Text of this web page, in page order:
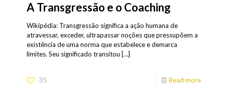
A Transgressão e o Coaching
Wikipédia: Transgressão significa a ação humana de
atravessar, exceder, ultrapassar noções que pressupõem a
existência de uma norma que estabelece e demarca
limites. Seu significado transitou […]
35 Read more